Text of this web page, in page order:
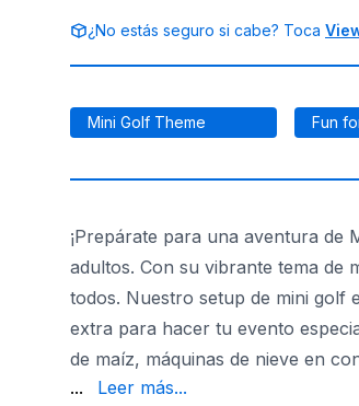
¿No estás seguro si cabe? Toca
Mini Golf Theme Fun
¡Prepárate para una aventura de
adultos. Con su vibrante tema de
todos. Nuestro setup de mini golf
extra para hacer tu evento
de maíz, máquinas de nieve en
hasta las 10 pm entre semana,
... Leer más...